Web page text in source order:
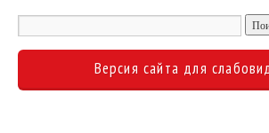
Версия сайта для